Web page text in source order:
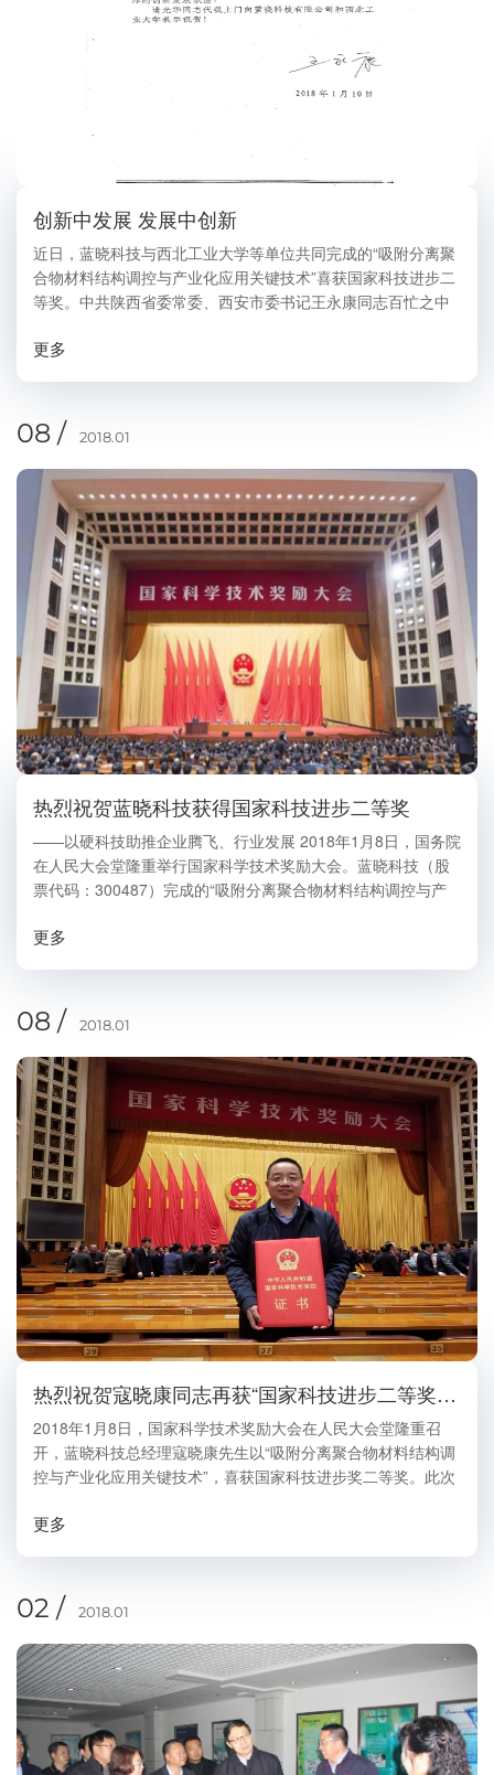
创新中发展 发展中创新
近日，蓝晓科技与西北工业大学等单位共同完成的“吸附分离聚
合物材料结构调控与产业化应用关键技术”喜获国家科技进步二
等奖。中共陕西省委常委、西安市委书记王永康同志百忙之中
出，此次获奖，是项目单位在“创新中发...
更多
08 / 2018.01
热烈祝贺蓝晓科技获得国家科技进步二等奖
——以硬科技助推企业腾飞、行业发展 2018年1月8日，国务院
在人民大会堂隆重举行国家科学技术奖励大会。蓝晓科技（股
票代码：300487）完成的“吸附分离聚合物材料结构调控与产
是国家级重大科技奖项，每年评审一次...
更多
08 / 2018.01
热烈祝贺寇晓康同志再获“国家科技进步二等奖”殊荣
2018年1月8日，国家科学技术奖励大会在人民大会堂隆重召
开，蓝晓科技总经理寇晓康先生以“吸附分离聚合物材料结构调
控与产业化应用关键技术”，喜获国家科技进步奖二等奖。此次
废水及其资源化研究”荣获国家科技进步...
更多
02 / 2018.01